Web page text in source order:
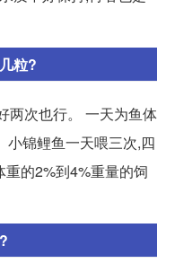
粒?
两次也行。 一天为鱼体
小锦鲤鱼一天喂三次,四
的2%到4%重量的饲